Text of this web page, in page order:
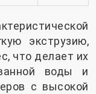
экструзию,
что делает их
воды и
с высокой